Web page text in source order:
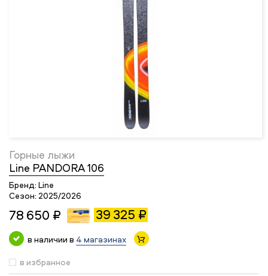
Горные лыжи
Line PANDORA 106
Бренд: Line
Сезон: 2025/2026
78 650 ₽ 39 325 ₽
в наличии в 4 магазинах
в избранное